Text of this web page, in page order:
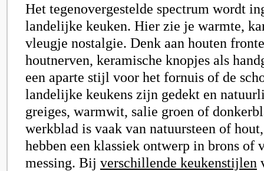
Het tegenovergestelde spectrum wordt
landelijke keuken. Hier zie je warmte,
vleugje nostalgie. Denk aan houten
houtnerven, keramische knopjes als
een aparte stijl voor het fornuis of de
landelijke keukens zijn gedekt en
greiges, warmwit, salie groen of
werkblad is vaak van natuursteen of
hebben een klassiek ontwerp in brons of
messing. Bij verschillende keukenstijlen